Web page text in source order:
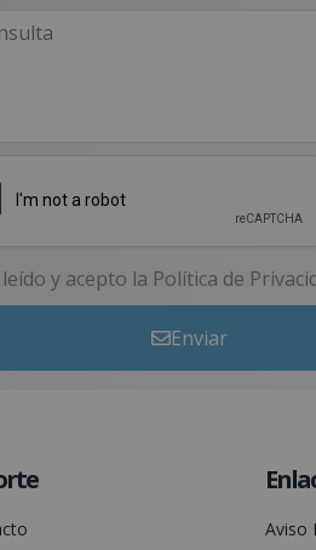
leído y acepto la Política de
Enviar
Aviso